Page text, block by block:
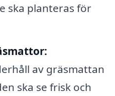
ska planteras för
av gräsmattan
ska se frisk och